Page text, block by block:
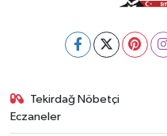
Tekirdağ Nöbetçi
Eczaneler